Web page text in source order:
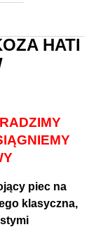
HATI
piec na
klasyczna,